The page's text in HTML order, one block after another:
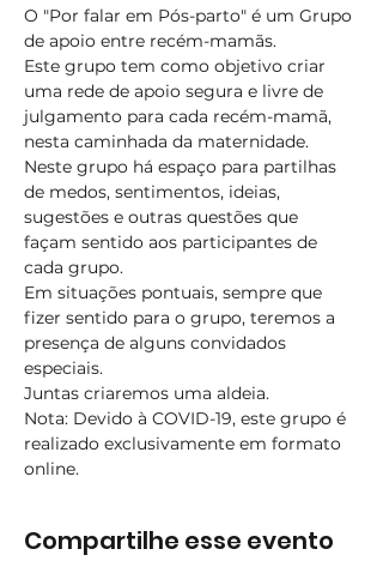
O "Por falar em Pós-parto" é um Grupo
de apoio entre recém-mamãs.
Este grupo tem como objetivo criar
uma rede de apoio segura e livre de
julgamento para cada recém-mamã,
nesta caminhada da maternidade.​
Neste grupo há espaço para partilhas
de medos, sentimentos, ideias,
sugestões e outras questões que
façam sentido aos participantes de
cada grupo.
Em situações pontuais, sempre que
fizer sentido para o grupo, teremos a
presença de alguns convidados
especiais.
Juntas criaremos uma aldeia.
Nota: Devido à COVID-19, este grupo é
realizado exclusivamente em formato
online.
Compartilhe esse evento